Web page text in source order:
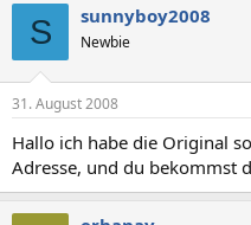
S sunnyboy2008
Newbie
31. August 2008
Hallo ich habe die Original
Adresse, und du bekommst